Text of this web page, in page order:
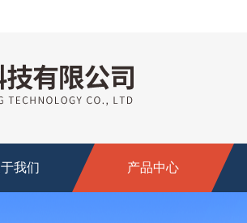
我们 产品中心